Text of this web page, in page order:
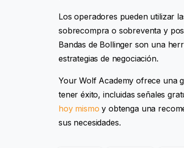
Los operadores pueden utilizar
sobrecompra o sobreventa y
Bandas de Bollinger son una
estrategias de negociación.
Your Wolf Academy ofrece una
tener éxito, incluidas señales
hoy mismo y obtenga una
sus necesidades.